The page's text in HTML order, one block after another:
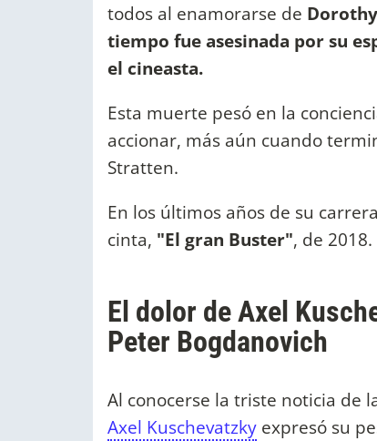
todos al enamorarse de
tiempo fue asesinada por su
el cineasta.
Esta muerte pesó en la
accionar, más aún cuando
Stratten.
En los últimos años de su
cinta, "El gran Buster", de 2018.
El dolor de Axel
Peter Bogdanovich
Al conocerse la triste noticia de
Axel Kuschevatzky expresó su